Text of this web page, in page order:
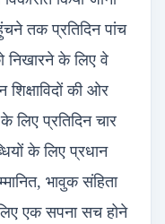
तक प्रतिदिन पांच
के लिए वे
शिक्षाविदों की ओर
लिए प्रतिदिन चार
के लिए प्रधान
भावुक संहिता
एक सपना सच होने